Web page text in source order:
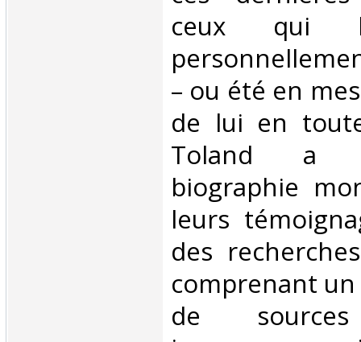
ceux qui
– ou été en
de lui en
Toland a
biographie
leurs
des
comprenant
de sources